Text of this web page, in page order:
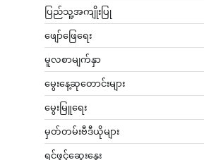
ပြည်သူ့အကျိုးပြု
ဖျော်ဖြေရေး
မူလစာမျက်နှာ
မွေးနေ့ဆုတောင်းများ
မွေးမြူရေး
မှတ်တမ်းဗီဒီယိုများ
ရင်ဖွင့်ဆွေးနွေး